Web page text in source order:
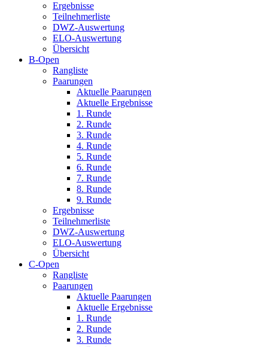
Ergebnisse
Teilnehmerliste
DWZ-Auswertung
ELO-Auswertung
Übersicht
B-Open
Rangliste
Paarungen
Aktuelle Paarungen
Aktuelle Ergebnisse
1. Runde
2. Runde
3. Runde
4. Runde
5. Runde
6. Runde
7. Runde
8. Runde
9. Runde
Ergebnisse
Teilnehmerliste
DWZ-Auswertung
ELO-Auswertung
Übersicht
C-Open
Rangliste
Paarungen
Aktuelle Paarungen
Aktuelle Ergebnisse
1. Runde
2. Runde
3. Runde